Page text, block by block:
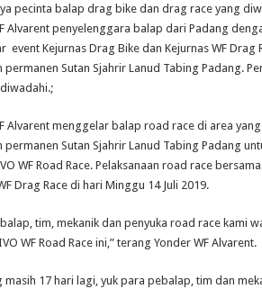
pecinta balap drag bike dan drag race yang
Alvarent penyelenggara balap dari Padang
event Kejurnas Drag Bike dan Kejurnas WF Drag
permanen Sutan Sjahrir Lanud Tabing Padang.
Alvarent menggelar balap road race di area
permanen Sutan Sjahrir Lanud Tabing Padang
WF Road Race. Pelaksanaan road race
Drag Race di hari Minggu 14 Juli 2019.
tim, mekanik dan penyuka road race kami
WF Road Race ini,” terang Yonder WF Alvarent.
masih 17 hari lagi, yuk para pebalap, tim dan